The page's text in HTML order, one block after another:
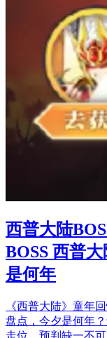
西普大陆
BOSS 西普
是何年
《西普大陆》童年
盘点，今夕是何年